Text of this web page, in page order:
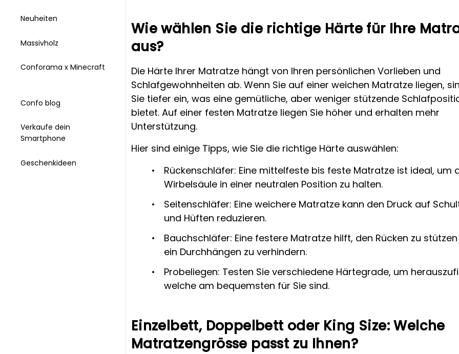
Neuheiten
Massivholz
Conforama x Minecraft
Confo blog
Verkaufe dein
Smartphone
Geschenkideen
Wie wählen Sie die richtige Härte für Ihre
aus?
Die Härte Ihrer Matratze hängt von Ihren persönlichen Vorlieben und
Schlafgewohnheiten ab. Wenn Sie auf einer weichen Matratze liegen,
Sie tiefer ein, was eine gemütliche, aber weniger stützende
bietet. Auf einer festen Matratze liegen Sie höher und erhalten mehr
Unterstützung.
Hier sind einige Tipps, wie Sie die richtige Härte auswählen:
Rückenschläfer: Eine mittelfeste bis feste Matratze ist ideal, um
Wirbelsäule in einer neutralen Position zu halten.
Seitenschläfer: Eine weichere Matratze kann den Druck auf
und Hüften reduzieren.
Bauchschläfer: Eine festere Matratze hilft, den Rücken zu
ein Durchhängen zu verhindern.
Probeliegen: Testen Sie verschiedene Härtegrade, um
welche am bequemsten für Sie sind.
Einzelbett, Doppelbett oder King Size: Welche
Matratzengrösse passt zu Ihnen?